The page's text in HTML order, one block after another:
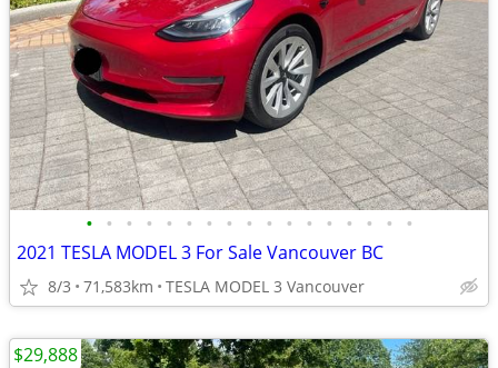
• • • • • • • • • • • • • • • • •
2021 TESLA MODEL 3 For Sale Vancouver BC
8/3 71,583km TESLA MODEL 3 Vancouver
$29,888